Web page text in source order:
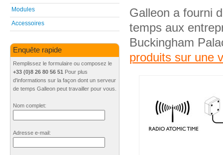
Galleon a fourni
temps aux
Buckingham
produits sur une
Modules
Accessoires
Enquête rapide
Remplissez le formulaire ou composez le
+33 (0)8 26 80 56 51 Pour plus
d'informations sur la façon dont un serveur
de temps Galleon peut travailler pour vous.
Nom complet:
Adresse e-mail: